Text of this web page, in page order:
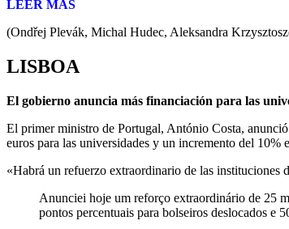
LEER MÁS
(Ondřej Plevák, Michal Hudec, Aleksandra
LISBOA
El gobierno anuncia más financiación para las
El primer ministro de Portugal, António Costa,
euros para las universidades y un incremento del 10%
«Habrá un refuerzo extraordinario de las instituciones
Anunciei hoje um reforço extraordinário de 25
pontos percentuais para bolseiros deslocados e